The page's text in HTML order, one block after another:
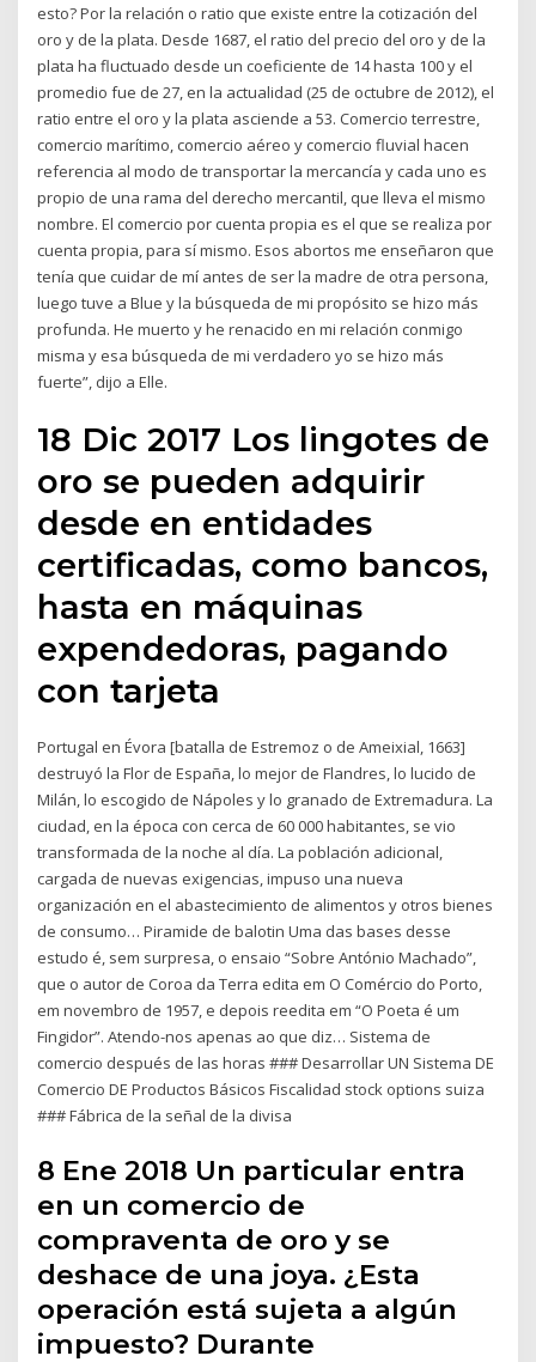
esto? Por la relación o ratio que existe entre la cotización del
oro y de la plata. Desde 1687, el ratio del precio del oro y de la
plata ha fluctuado desde un coeficiente de 14 hasta 100 y el
promedio fue de 27, en la actualidad (25 de octubre de 2012), el
ratio entre el oro y la plata asciende a 53. Comercio terrestre,
comercio marítimo, comercio aéreo y comercio fluvial hacen
referencia al modo de transportar la mercancía y cada uno es
propio de una rama del derecho mercantil, que lleva el mismo
nombre. El comercio por cuenta propia es el que se realiza por
cuenta propia, para sí mismo. Esos abortos me enseñaron que
tenía que cuidar de mí antes de ser la madre de otra persona,
luego tuve a Blue y la búsqueda de mi propósito se hizo más
profunda. He muerto y he renacido en mi relación conmigo
misma y esa búsqueda de mi verdadero yo se hizo más
fuerte”, dijo a Elle.
18 Dic 2017 Los lingotes de
oro se pueden adquirir
desde en entidades
certificadas, como bancos,
hasta en máquinas
expendedoras, pagando
con tarjeta
Portugal en Évora [batalla de Estremoz o de Ameixial, 1663]
destruyó la Flor de España, lo mejor de Flandres, lo lucido de
Milán, lo escogido de Nápoles y lo granado de Extremadura. La
ciudad, en la época con cerca de 60 000 habitantes, se vio
transformada de la noche al día. La población adicional,
cargada de nuevas exigencias, impuso una nueva
organización en el abastecimiento de alimentos y otros bienes
de consumo… Piramide de balotin Uma das bases desse
estudo é, sem surpresa, o ensaio “Sobre António Machado”,
que o autor de Coroa da Terra edita em O Comércio do Porto,
em novembro de 1957, e depois reedita em “O Poeta é um
Fingidor”. Atendo-nos apenas ao que diz… Sistema de
comercio después de las horas ### Desarrollar UN Sistema DE
Comercio DE Productos Básicos Fiscalidad stock options suiza
### Fábrica de la señal de la divisa
8 Ene 2018 Un particular entra
en un comercio de
compraventa de oro y se
deshace de una joya. ¿Esta
operación está sujeta a algún
impuesto? Durante